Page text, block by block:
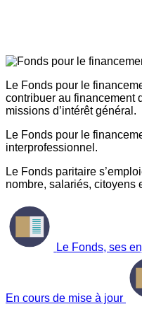
Le Fonds pour le
contribuer au financement
missions d’intérêt général.
Le Fonds pour le
interprofessionnel.
Le Fonds paritaire
nombre, salariés, citoyens
Le Fonds, ses
En cours de mise à jour